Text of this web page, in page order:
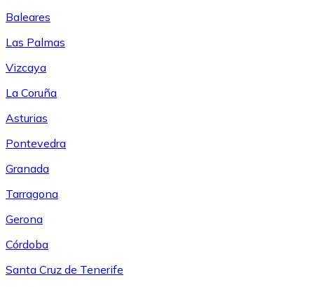
Baleares
Las Palmas
Vizcaya
La Coruña
Asturias
Pontevedra
Granada
Tarragona
Gerona
Córdoba
Santa Cruz de Tenerife